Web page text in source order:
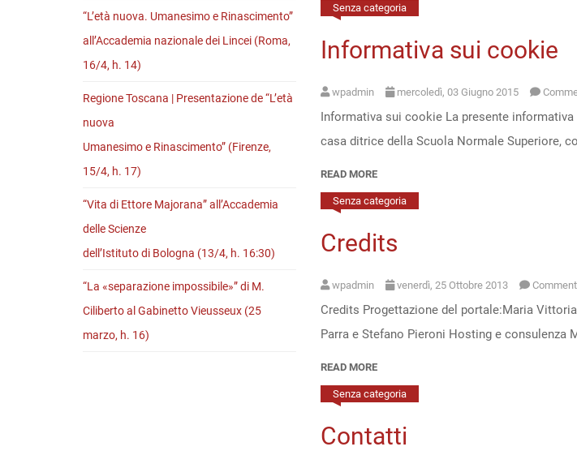
Senza categoria
Informativa sui cookie
wpadmin mercoledì, 03 Giugno 2015
Informativa sui cookie La presente
casa ditrice della Scuola Normale Superiore,
READ MORE
Senza categoria
Credits
wpadmin venerdì, 25 Ottobre 2013
Credits Progettazione del portale:Maria
Parra e Stefano Pieroni Hosting e consulenza
READ MORE
Senza categoria
Contatti
“L’età nuova. Umanesimo e Rinascimento”
all’Accademia nazionale dei Lincei (Roma,
16/4, h. 14)
Regione Toscana | Presentazione de “L’età
nuova
Umanesimo e Rinascimento” (Firenze,
15/4, h. 17)
“Vita di Ettore Majorana” all’Accademia
delle Scienze
dell’Istituto di Bologna (13/4, h. 16:30)
“La «separazione impossibile»” di M.
Ciliberto al Gabinetto Vieusseux (25
marzo, h. 16)